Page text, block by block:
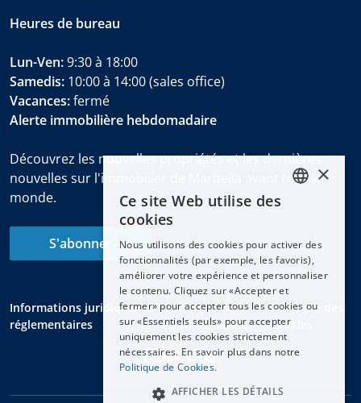
Heures de bureau
Lun-Ven:9:30 à 18:00
Samedis: 10:00 à 14:00 (sales office)
Vacances:fermé
Alerte immobilière hebdomadaire
Découvrez les nouvelles propriétés et les dernières
nouvelles sur l'immobilier de Marbella avant tout le
monde.
S'abonner
Informations juridiques et
réglementaires
Politique de
confidentialité
Politique des
cookies
ENGLISH
DEUTSCH
FRANÇAIS
NEDERLANDS
×
Ce site Web utilise des
cookies
Nous utilisons des cookies pour activer des
fonctionnalités (par exemple, les favoris),
améliorer votre expérience et personnaliser
le contenu. Cliquez sur «Accepter et
fermer» pour accepter tous les cookies ou
sur «Essentiels seuls» pour accepter
uniquement les cookies strictement
nécessaires. En savoir plus dans notre
Politique de Cookies.
AFFICHER LES DÉTAILS